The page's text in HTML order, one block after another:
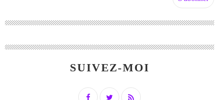
SUIVEZ-MOI